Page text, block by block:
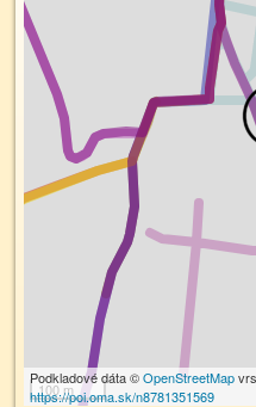
100 m
Podkladové dáta ©OpenStreetMap
https://poi.oma.sk/n8781351569